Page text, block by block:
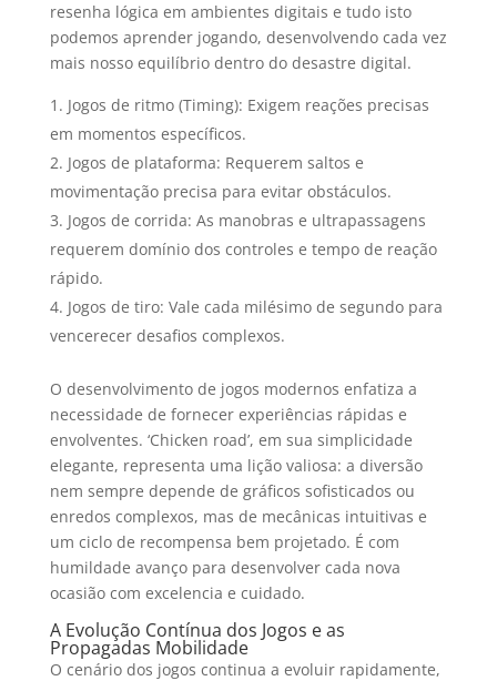
resenha lógica em ambientes digitais e tudo isto
podemos aprender jogando, desenvolvendo cada vez
mais nosso equilíbrio dentro do desastre digital.
Jogos de ritmo (Timing): Exigem reações precisas
em momentos específicos.
Jogos de plataforma: Requerem saltos e
movimentação precisa para evitar obstáculos.
Jogos de corrida: As manobras e ultrapassagens
requerem domínio dos controles e tempo de reação
rápido.
Jogos de tiro: Vale cada milésimo de segundo para
vencerecer desafios complexos.
O desenvolvimento de jogos modernos enfatiza a
necessidade de fornecer experiências rápidas e
envolventes. ‘Chicken road’, em sua simplicidade
elegante, representa uma lição valiosa: a diversão
nem sempre depende de gráficos sofisticados ou
enredos complexos, mas de mecânicas intuitivas e
um ciclo de recompensa bem projetado. É com
humildade avanço para desenvolver cada nova
ocasião com excelencia e cuidado.
A Evolução Contínua dos Jogos e as
Propagadas Mobilidade
O cenário dos jogos continua a evoluir rapidamente,